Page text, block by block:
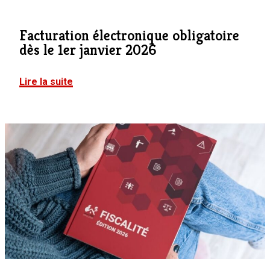
Facturation électronique obligatoire
dès le 1er janvier 2026
Lire la suite